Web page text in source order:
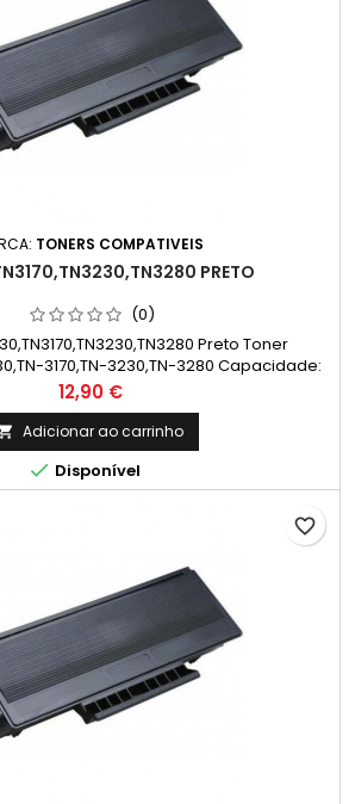
TONERS COMPATIVEIS
PRETO
(0)
Preto Toner
3170,TN-3230,TN-3280 Capacidade:
8.000k
Preço
12,90 €
Adicionar ao carrinho
 Disponível
favorite_border